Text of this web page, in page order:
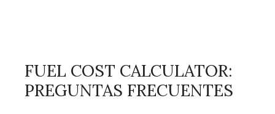
FUEL COST CALCULATOR:
PREGUNTAS FRECUENTES